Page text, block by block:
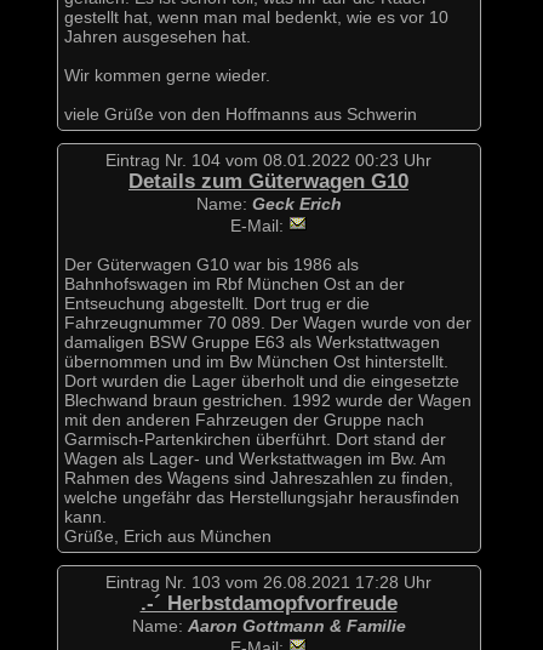
gestellt hat, wenn man mal bedenkt, wie es vor 10
Jahren ausgesehen hat.
Wir kommen gerne wieder.
viele Grüße von den Hoffmanns aus Schwerin
Eintrag Nr. 104 vom 08.01.2022 00:23 Uhr
Details zum Güterwagen G10
Name: Geck Erich
E-Mail:
Der Güterwagen G10 war bis 1986 als
Bahnhofswagen im Rbf München Ost an der
Entseuchung abgestellt. Dort trug er die
Fahrzeugnummer 70 089. Der Wagen wurde von der
damaligen BSW Gruppe E63 als Werkstattwagen
übernommen und im Bw München Ost hinterstellt.
Dort wurden die Lager überholt und die eingesetzte
Blechwand braun gestrichen. 1992 wurde der Wagen
mit den anderen Fahrzeugen der Gruppe nach
Garmisch-Partenkirchen überführt. Dort stand der
Wagen als Lager- und Werkstattwagen im Bw. Am
Rahmen des Wagens sind Jahreszahlen zu finden,
welche ungefähr das Herstellungsjahr herausfinden
kann.
Grüße, Erich aus München
Eintrag Nr. 103 vom 26.08.2021 17:28 Uhr
.-´ Herbstdamopfvorfreude
Name: Aaron Gottmann & Familie